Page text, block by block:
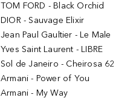
TOM FORD - Black Orchid
DIOR - Sauvage Elixir
Jean Paul Gaultier - Le Male
Yves Saint Laurent - LIBRE
Sol de Janeiro - Cheirosa 62
Armani - Power of You
Armani - My Way